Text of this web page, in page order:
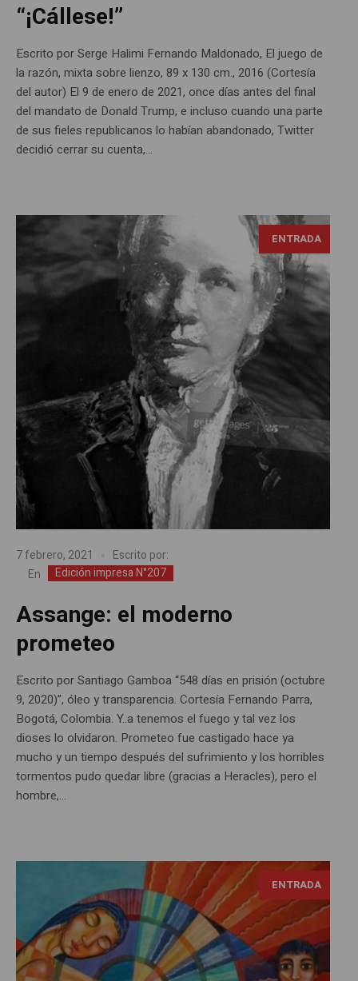
“¡Cállese!”
Escrito por Serge Halimi Fernando Maldonado, El juego de
la razón, mixta sobre lienzo, 89 x 130 cm., 2016 (Cortesía
del autor) El 9 de enero de 2021, once días antes del final
del mandato de Donald Trump, e incluso cuando una parte
de sus fieles republicanos lo habían abandonado, Twitter
decidió cerrar su cuenta,...
ENTRADA
7 febrero, 2021
Escrito por:
En
Edición impresa N°207
Assange: el moderno
prometeo
Escrito por Santiago Gamboa “548 días en prisión (octubre
9, 2020)”, óleo y transparencia. Cortesía Fernando Parra,
Bogotá, Colombia. Y..a tenemos el fuego y tal vez los
dioses lo olvidaron. Prometeo fue castigado hace ya
mucho y un tiempo después del sufrimiento y los horribles
tormentos pudo quedar libre (gracias a Heracles), pero el
hombre,...
ENTRADA